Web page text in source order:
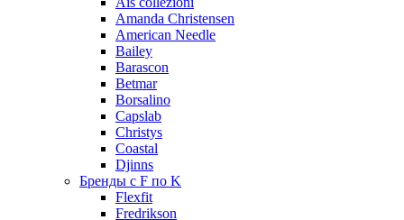
Amanda Christensen
American Needle
Bailey
Barascon
Betmar
Borsalino
Capslab
Christys
Coastal
Djinns
Бренды с F по K
Flexfit
Fredrikson